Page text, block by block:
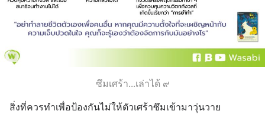
ซึมเศร้า...เล่าได้ ๙
สิ่งที่ควรทำเพื่อป้องกันไม่ให้ตัวเศร้าซึมเข้ามาวุ่นวาย